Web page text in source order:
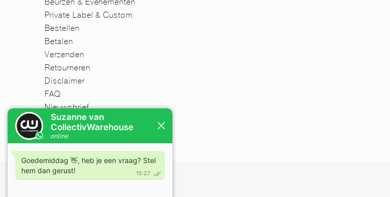
Beurzen & Evenementen
Private Label & Custom
Bestellen
Betalen
Verzenden
Retourneren
Disclaimer
FAQ
Nieuwsbrief
Mijn account